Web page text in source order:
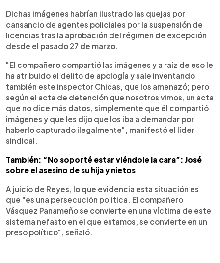
Dichas imágenes habrían ilustrado las quejas por
cansancio de agentes policiales por la suspensión de
licencias tras la aprobación del régimen de excepción
desde el pasado 27 de marzo.
"El compañero compartió las imágenes y a raíz de eso le
ha atribuido el delito de apología y sale inventando
también este inspector Chicas, que los amenazó; pero
según el acta de detención que nosotros vimos, un acta
que no dice más datos, simplemente que él compartió
imágenes y que les dijo que los iba a demandar por
haberlo capturado ilegalmente", manifestó el líder
sindical.
También: “No soporté estar viéndole la cara”: José
sobre el asesino de su hija y nietos
A juicio de Reyes, lo que evidencia esta situación es
que "es una persecución política. El compañero
Vásquez Panameño se convierte en una víctima de este
sistema nefasto en el que estamos, se convierte en un
preso político", señaló.